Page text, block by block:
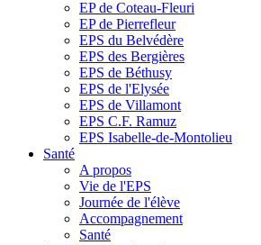
EP de Coteau-Fleuri
EP de Pierrefleur
EPS du Belvédère
EPS des Bergières
EPS de Béthusy
EPS de l'Elysée
EPS de Villamont
EPS C.F. Ramuz
EPS Isabelle-de-Montolieu
Santé
A propos
Vie de l'EPS
Journée de l'élève
Accompagnement
Santé